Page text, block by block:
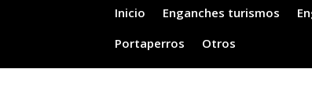
Inicio Enganches turismos
Portaperros
Otros